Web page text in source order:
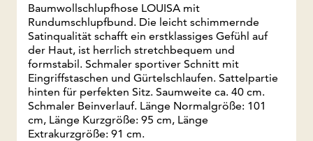
Baumwollschlupfhose LOUISA mit
Rundumschlupfbund. Die leicht schimmernde
Satinqualität schafft ein erstklassiges Gefühl auf
der Haut, ist herrlich stretchbequem und
formstabil. Schmaler sportiver Schnitt mit
Eingriffstaschen und Gürtelschlaufen. Sattelpartie
hinten für perfekten Sitz. Saumweite ca. 40 cm.
Schmaler Beinverlauf. Länge Normalgröße: 101
cm, Länge Kurzgröße: 95 cm, Länge
Extrakurzgröße: 91 cm.